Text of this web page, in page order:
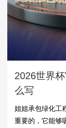
2026世界
么写
姐姐承包绿化工
重要的，它能够